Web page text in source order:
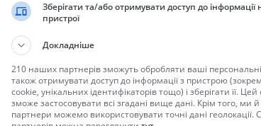
Зберігати та/або отримувати доступ до інформації
пристрої
Докладніше
210 наших партнерів зможуть обробляти ваші
також отримувати доступ до інформації з пристрою
cookie, унікальних ідентифікаторів тощо) і зберігати її.
зможе застосовувати всі згадані вище дані. Крім того, ми
партнери можемо використовувати точні дані геолокації.